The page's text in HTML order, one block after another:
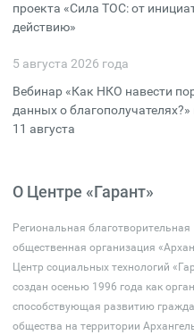
проекта «Сила ТОС: от
действию»
5 августа 2026 года
Вебинар «Как НКО навести
данных о благополучателях?»
11 августа
О Центре «Гарант»
Региональная благотворительная
общественная организация
Центр социальных технологий
создан осенью 1996 года как
способствующая развитию
общества на территории